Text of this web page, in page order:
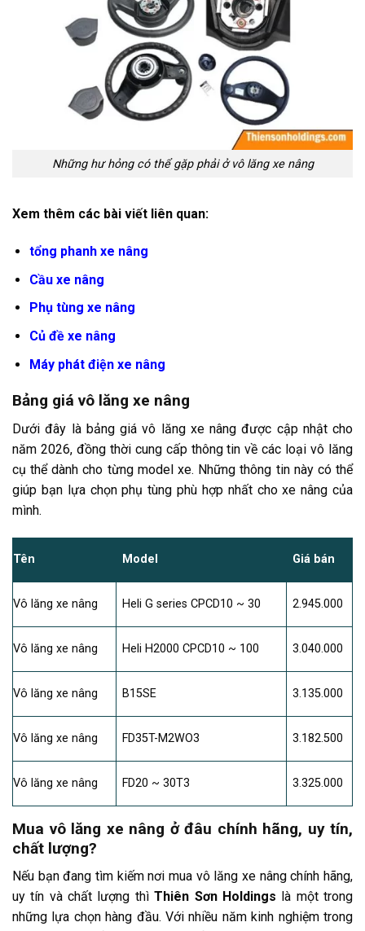
Những hư hỏng có thể gặp phải ở vô lăng xe nâng
Xem thêm các bài viết liên quan:
tổng phanh xe nâng
Cầu xe nâng
Phụ tùng xe nâng
Củ đề xe nâng
Máy phát điện xe nâng
Bảng giá vô lăng xe nâng
Dưới đây là bảng giá vô lăng xe nâng được cập nhật cho
năm 2026, đồng thời cung cấp thông tin về các loại vô lăng
cụ thể dành cho từng model xe. Những thông tin này có thể
giúp bạn lựa chọn phụ tùng phù hợp nhất cho xe nâng của
mình.
Tên Model Giá bán
Vô lăng xe nâng Heli G series CPCD10 ~ 30 2.945.000
Vô lăng xe nâng Heli H2000 CPCD10 ~ 100 3.040.000
Vô lăng xe nâng B15SE 3.135.000
Vô lăng xe nâng FD35T-M2WO3 3.182.500
Vô lăng xe nâng FD20 ~ 30T3 3.325.000
Mua vô lăng xe nâng ở đâu chính hãng, uy tín,
chất lượng?
Nếu bạn đang tìm kiếm nơi mua vô lăng xe nâng chính hãng,
uy tín và chất lượng thìThiên Sơn Holdings là một trong
những lựa chọn hàng đầu. Với nhiều năm kinh nghiệm trong